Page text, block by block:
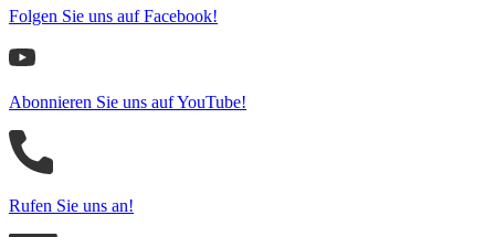
Folgen Sie uns auf Facebook!
Abonnieren Sie uns auf YouTube!
Rufen Sie uns an!